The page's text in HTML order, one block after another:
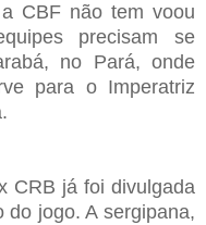
CBF não tem voou
precisam se
no Pará, onde
para o Imperatriz
CRB já foi divulgada
jogo. A sergipana,